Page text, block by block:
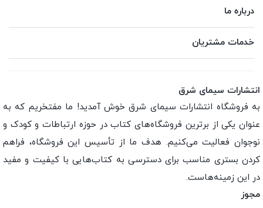
درباره ما
خدمات مشتریان
انتشارات سیمای شرق
به فروشگاه انتشارات سیمای شرق خوش آمدید! ما مفتخریم که به
عنوان یکی از برترین فروشگاه‌های کتاب در حوزه ارتباطات و کودک و
نوجوان فعالیت می‌کنیم. هدف ما از تأسیس این فروشگاه، فراهم
کردن بستری مناسب برای دسترسی به کتاب‌هایی با کیفیت و مفید
در این زمینه‌هاست.
مجوز